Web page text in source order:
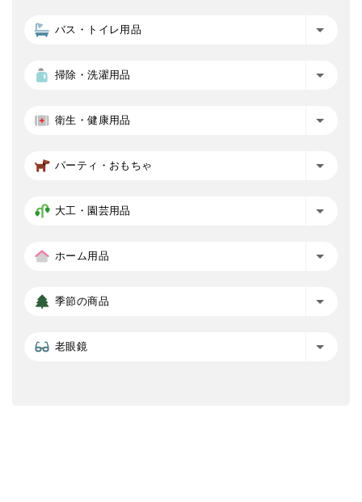
バス・トイレ用品
掃除・洗濯用品
衛生・健康用品
パーティ・おもちゃ
大工・園芸用品
ホーム用品
季節の商品
老眼鏡